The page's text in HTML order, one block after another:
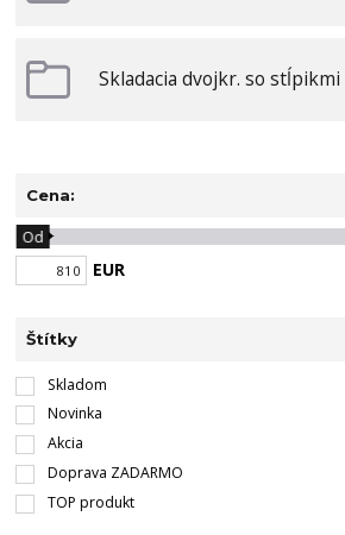
Skladacia dvojkr. so stĺpikmi
Cena:
EUR
Od
Štítky
Skladom
Novinka
Akcia
Doprava ZADARMO
TOP produkt